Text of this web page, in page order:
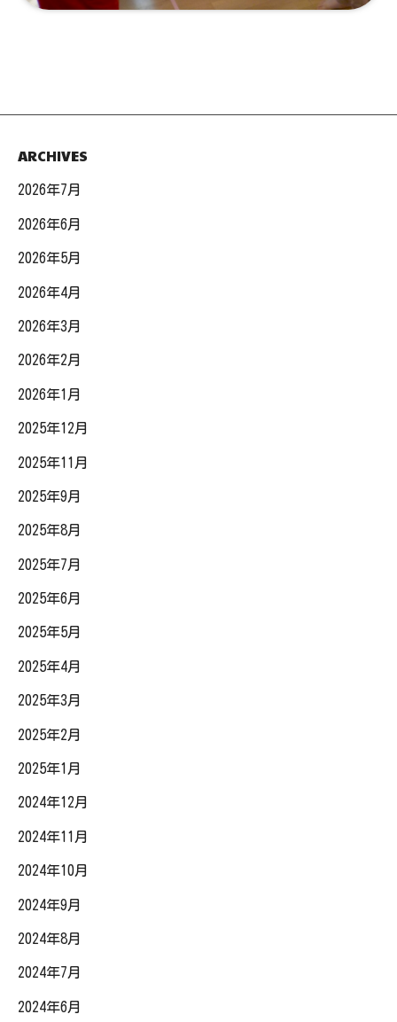
ARCHIVES
2026年7月
2026年6月
2026年5月
2026年4月
2026年3月
2026年2月
2026年1月
2025年12月
2025年11月
2025年9月
2025年8月
2025年7月
2025年6月
2025年5月
2025年4月
2025年3月
2025年2月
2025年1月
2024年12月
2024年11月
2024年10月
2024年9月
2024年8月
2024年7月
2024年6月